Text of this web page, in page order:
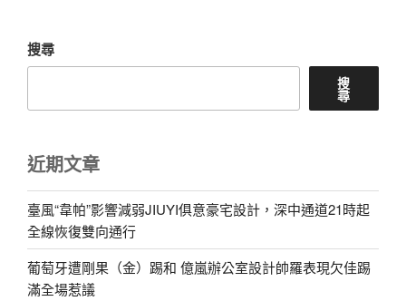
搜尋
搜
尋
近期文章
臺風“韋帕”影響減弱JIUYI俱意豪宅設計，深中通道21時起
全線恢復雙向通行
葡萄牙遭剛果（金）踢和 億嵐辦公室設計帥羅表現欠佳踢
滿全場惹議